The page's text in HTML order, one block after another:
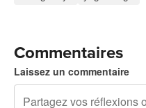
Commentaires
Laissez un commentaire